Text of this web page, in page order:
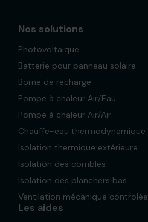
Nos solutions
Photovoltaïque
Batterie pour panneau solaire
Borne de recharge
Pompe à chaleur Air/Eau
Pompe à chaleur Air/Air
Chauffe-eau thermodynamique
Isolation thermique extérieure
Isolation des combles
Isolation des planchers bas
Ventilation mécanique controlée
Les aides